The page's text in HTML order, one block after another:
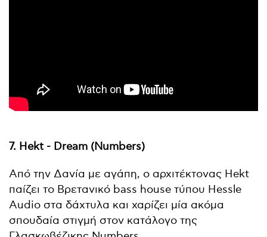
7. Hekt - Dream (Numbers)
Από την Δανία με αγάπη, ο αρχιτέκτονας Hekt
παίζει το Βρετανικό bass house τύπου Hessle
Audio στα δάχτυλα και χαρίζει μία ακόμα
σπουδαία στιγμή στον κατάλογο της